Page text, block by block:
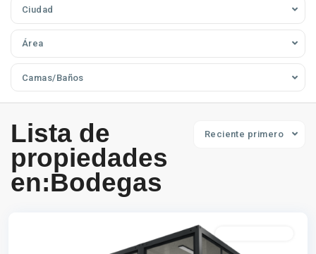
Ciudad
Área
Camas/Baños
Reciente primero
Lista de
propiedades
en:Bodegas